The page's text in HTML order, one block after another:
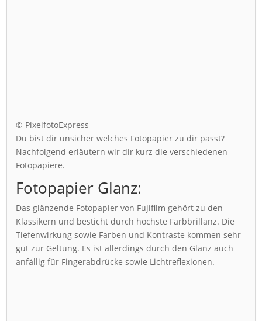
© PixelfotoExpress
Du bist dir unsicher welches Fotopapier zu dir passt?
Nachfolgend erläutern wir dir kurz die verschiedenen
Fotopapiere.
Fotopapier Glanz:
Das glänzende Fotopapier von Fujifilm gehört zu den
Klassikern und besticht durch höchste Farbbrillanz. Die
Tiefenwirkung sowie Farben und Kontraste kommen sehr
gut zur Geltung. Es ist allerdings durch den Glanz auch
anfällig für Fingerabdrücke sowie Lichtreflexionen.